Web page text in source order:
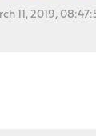
11, 2019,